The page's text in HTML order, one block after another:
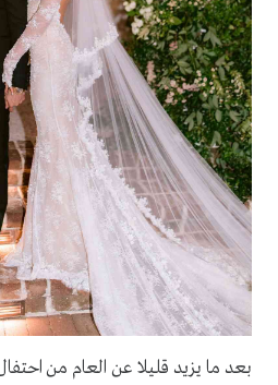
بعد ما يزيد قليلا عن العام من